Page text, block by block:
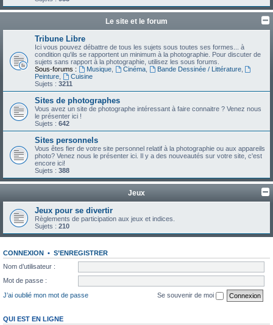
Le site et le forum
Tribune Libre
Ici vous pouvez débattre de tous les sujets sous toutes ses formes... à
condition qu'ils se rapportent un minimum à la photographie. Pour discuter de
sujets sans rapport à la photographie, utilisez les sous forums.
Sous-forums :
Musique, Cinéma, Bande Dessinée / Littérature,
Peinture
Cuisine
Sujets : 3211
Sites de photographes
Vous avez un site de photographe intéressant à faire connaitre ? Venez nous
le présenter ici !
Sujets : 642
Sites personnels
Vous êtes fier de votre site personnel relatif à la photographie ou aux appareils
photo? Venez nous le présenter ici. Il y a des nouveautés sur votre site, c'est
encore ici!
Sujets : 388
Jeux
Jeux pour se divertir
Règlements de participation aux jeux et indices.
Sujets : 210
CONNEXION • S’ENREGISTRER
Nom d’utilisateur :
Mot de passe :
J’ai oublié mon mot de passe
Se souvenir de moi
QUI EST EN LIGNE